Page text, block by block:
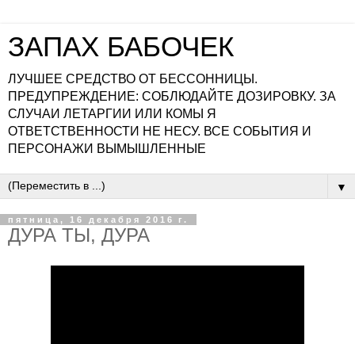
ЗАПАХ БАБОЧЕК
ЛУЧШЕЕ СРЕДСТВО ОТ БЕССОННИЦЫ.
ПРЕДУПРЕЖДЕНИЕ: СОБЛЮДАЙТЕ ДОЗИРОВКУ. ЗА
СЛУЧАИ ЛЕТАРГИИ ИЛИ КОМЫ Я
ОТВЕТСТВЕННОСТИ НЕ НЕСУ. ВСЕ СОБЫТИЯ И
ПЕРСОНАЖИ ВЫМЫШЛЕННЫЕ
▼
пятница, 16 декабря 2016 г.
ДУРА ТЫ, ДУРА